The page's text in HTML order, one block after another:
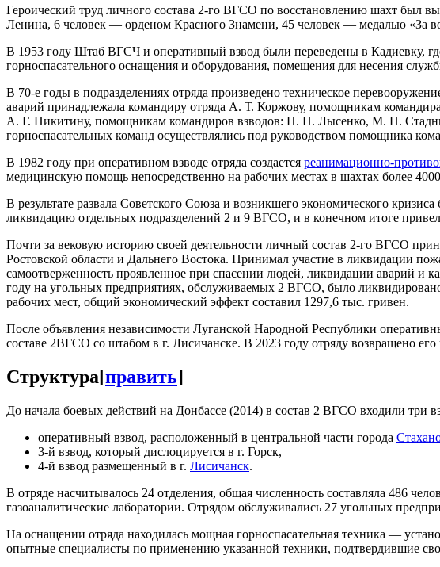
Героический труд личного состава 2-го ВГСО по восстановлению шахт был
Ленина, 6 человек — орденом Красного Знамени, 45 человек — медалью «За
В 1953 году Штаб ВГСЧ и оперативный взвод были переведены в Кадиевку,
горноспасательного оснащения и оборудования, помещения для несения
В 70-е годы в подразделениях отряда произведено техническое
аварий принадлежала командиру отряда А. Т. Коржову, помощникам
А. Г. Никитину, помощникам командиров взводов: Н. Н. Лысенко, М. Н.
горноспасательных команд осуществлялись под руководством помощника
В 1982 году при оперативном взводе отряда создается реанимационно-
медицинскую помощь непосредственно на рабочих местах в шахтах более
В результате развала Советского Союза и возникшего экономического
ликвидацию отдельных подразделений 2 и 9 ВГСО, и в конечном итоге
Почти за вековую историю своей деятельности личный состав 2-го ВГСО
Ростовской области и Дальнего Востока. Принимал участие в ликвидации
самоотверженность проявленное при спасении людей, ликвидации аварий и
году на угольных предприятиях, обслуживаемых 2 ВГСО, было
рабочих мест, общий экономический эффект составил 1297,6 тыс. гривен.
После объявления независимости Луганской Народной Республики
составе 2ВГСО со штабом в г. Лисичанске. В 2023 году отряду возвращено
Структура[править]
До начала боевых действий на Донбассе (2014) в состав 2 ВГСО входили три
оперативный взвод, расположенный в центральной части города
3-й взвод, который дислоцируется в г. Горск,
4-й взвод размещенный в г. Лисичанск.
В отряде насчитывалось 24 отделения, общая численность составляла 486
газоаналитические лаборатории. Отрядом обслуживались 27 угольных
На оснащении отряда находилась мощная горноспасательная техника —
опытные специалисты по применению указанной техники, подтвердившие